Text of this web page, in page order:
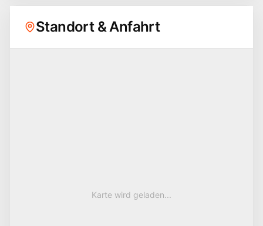
Standort & Anfahrt
Karte wird geladen...